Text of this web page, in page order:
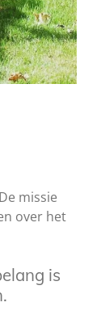
missie
over het
is